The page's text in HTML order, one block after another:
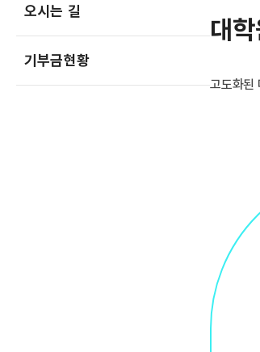
오시는 길
기부금현황
대
고도화된